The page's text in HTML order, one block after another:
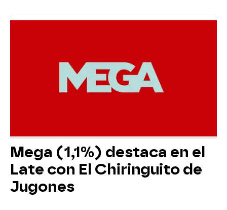
Mega (1,1%) destaca en el
Late con El Chiringuito de
Jugones